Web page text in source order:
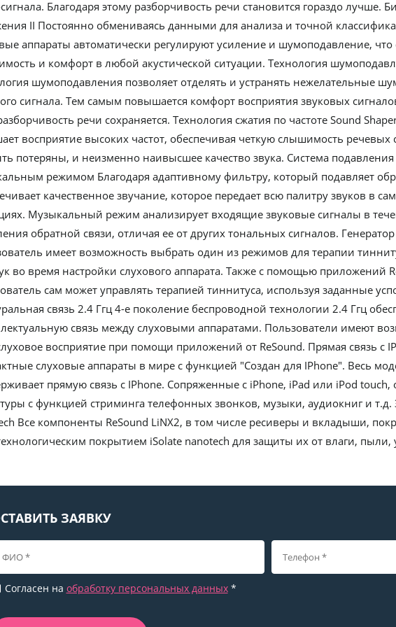
Благодаря этому разборчивость речи становится гораздо лучше.
II Постоянно обмениваясь данными для анализа и точной
аппараты автоматически регулируют усиление и шумоподавление,
и комфорт в любой акустической ситуации. Технология
шумоподавления позволяет отделять и устранять нежелательные
сигнала. Тем самым повышается комфорт восприятия звуковых
речи сохраняется. Технология сжатия по частоте Sound
восприятие высоких частот, обеспечивая четкую слышимость
потеряны, и неизменно наивысшее качество звука. Система подавления
режимом Благодаря адаптивному фильтру, который подавляет
качественное звучание, которое передает всю палитру звуков в
Музыкальный режим анализирует входящие звуковые сигналы в
обратной связи, отличая ее от других тональных сигналов.
имеет возможность выбрать один из режимов для терапии
во время настройки слухового аппарата. Также с помощью приложений
сам может управлять терапией тиннитуса, используя заданные
связь 2.4 Ггц 4-е поколение беспроводной технологии 2.4 Ггц
связь между слуховыми аппаратами. Пользователи имеют
восприятие при помощи приложений от ReSound. Прямая связь с
слуховые аппараты в мире с функцией "Создан для IPhone". Весь
прямую связь с IPhone. Сопряженные с iPhone, iPad или iPod touch,
с функцией стриминга телефонных звонков, музыки, аудиокниг и
Все компоненты ReSound LiNX2, в том числе ресиверы и вкладыши,
покрытием iSolate nanotech для защиты их от влаги,
ЗАЯВКУ
Согласен на обработку персональных данных*